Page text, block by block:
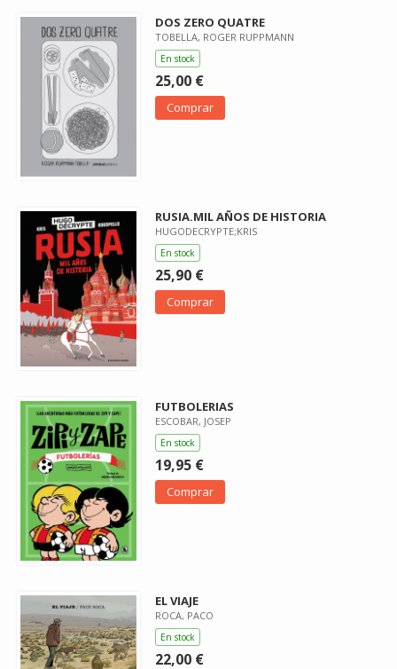
DOS ZERO QUATRE
TOBELLA, ROGER RUPPMANN
En stock
25,00 €
Comprar
RUSIA.MIL AÑOS DE HISTORIA
HUGODECRYPTE;KRIS
En stock
25,90 €
Comprar
FUTBOLERIAS
ESCOBAR, JOSEP
En stock
19,95 €
Comprar
EL VIAJE
ROCA, PACO
En stock
22,00 €